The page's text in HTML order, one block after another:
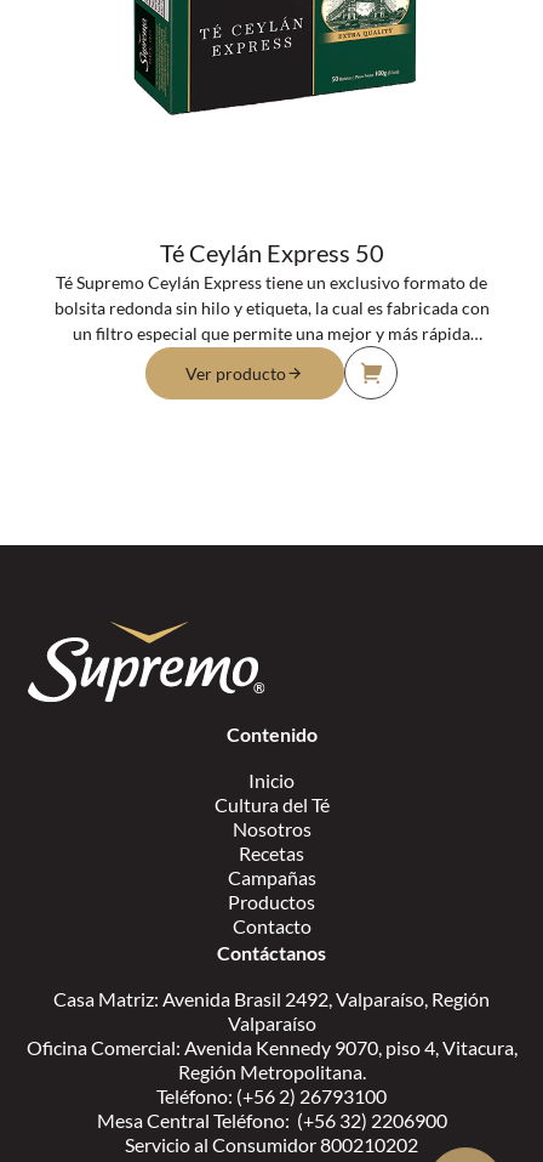
Té Ceylán Express 50
Té Supremo Ceylán Express tiene un exclusivo formato de
bolsita redonda sin hilo y etiqueta, la cual es fabricada con
un filtro especial que permite una mejor y más rápida
infusión, conservando las propiedades originales de las
hojas del té.
Ver producto
Contenido
Inicio
Cultura del Té
Nosotros
Recetas
Campañas
Productos
Contacto
Contáctanos
Casa Matriz: Avenida Brasil 2492, Valparaíso, Región
Valparaíso
Oficina Comercial: Avenida Kennedy 9070, piso 4, Vitacura,
Región Metropolitana.
Teléfono: (+56 2) 26793100
Mesa Central Teléfono: (+56 32) 2206900
Servicio al Consumidor 800210202